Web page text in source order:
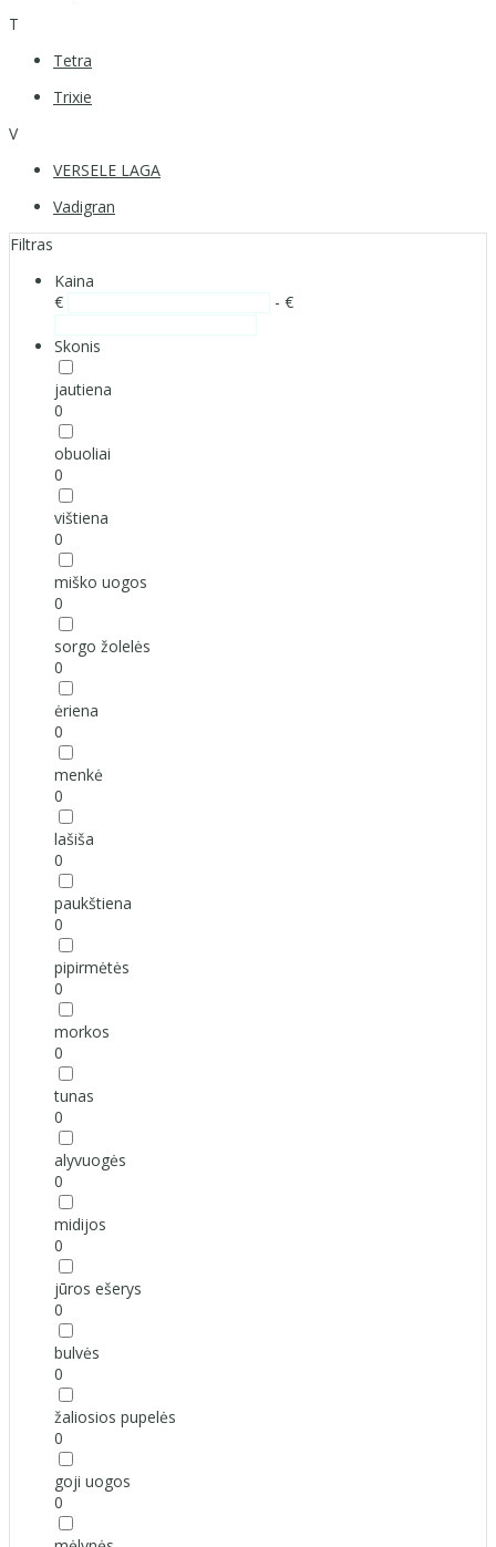
T
Tetra
Trixie
V
VERSELE LAGA
Vadigran
Filtras
Kaina
€
- €
Skonis
jautiena
0
obuoliai
0
vištiena
0
miško uogos
0
sorgo žolelės
0
ėriena
0
menkė
0
lašiša
0
paukštiena
0
pipirmėtės
0
morkos
0
tunas
0
alyvuogės
0
midijos
0
jūros ešerys
0
bulvės
0
žaliosios pupelės
0
goji uogos
0